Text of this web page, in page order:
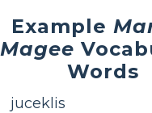
Example
Magee
Words
juceklis